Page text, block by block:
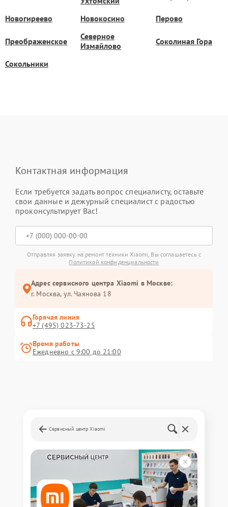
Новогиреево Новокосино Перово
Преображенское
Северное
Измайлово
Соколиная Гора
Сокольники
Контактная информация
Если требуется задать вопрос специалисту, оставьте
свои данные и дежурный специалист с радостью
проконсультирует Вас!
Отправляя заявку на ремонт техники Xiaomi, Вы соглашаетесь с
Политикой конфиденциальности
Адрес сервисного центра Xiaomi в Москве:
г. Москва, ул. Чаянова 18
Горячая линия
+7 (495) 023-73-25
Время работы
Ежедневно с 9:00 до 21:00
Сервисный центр Xiaomi